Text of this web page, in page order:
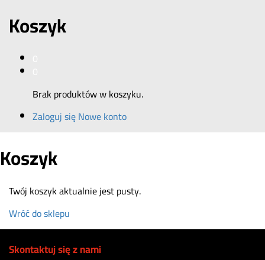
Koszyk
Brak produktów w koszyku.
Zaloguj sięNowe konto
Koszyk
Twój koszyk aktualnie jest pusty.
Wróć do sklepu
Skontaktuj się z nami